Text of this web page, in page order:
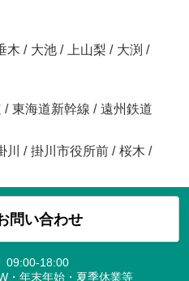
木 / 大池 / 上山梨 / 大渕 /
/ 東海道新幹線 / 遠州鉄道
川 / 掛川市役所前 / 桜木 /
問い合わせ
09:00-18:00
・年末年始・夏季休業等